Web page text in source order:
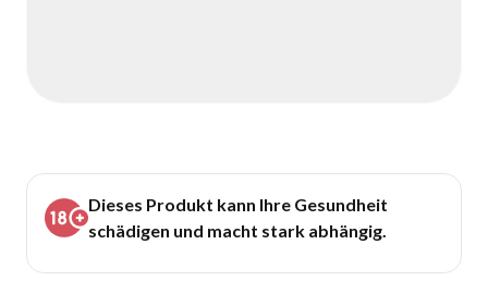
Dieses Produkt kann Ihre Gesundheit
schädigen und macht stark abhängig.